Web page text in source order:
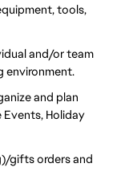
tools,
and/or team
environment.
and plan
Holiday
gifts orders and